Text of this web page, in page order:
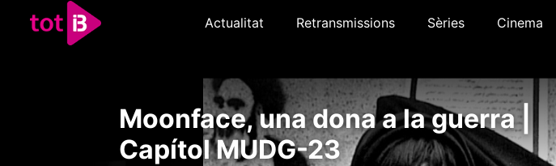
Actualitat Retransmissions Sèries Cinema
Moonface, una dona a la guerra |
Capítol MUDG-23